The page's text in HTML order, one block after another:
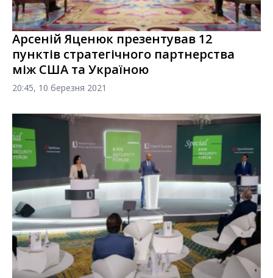
Арсеній Яценюк презентував 12
пунктів стратегічного партнерства
між США та Україною
20:45, 10 березня 2021